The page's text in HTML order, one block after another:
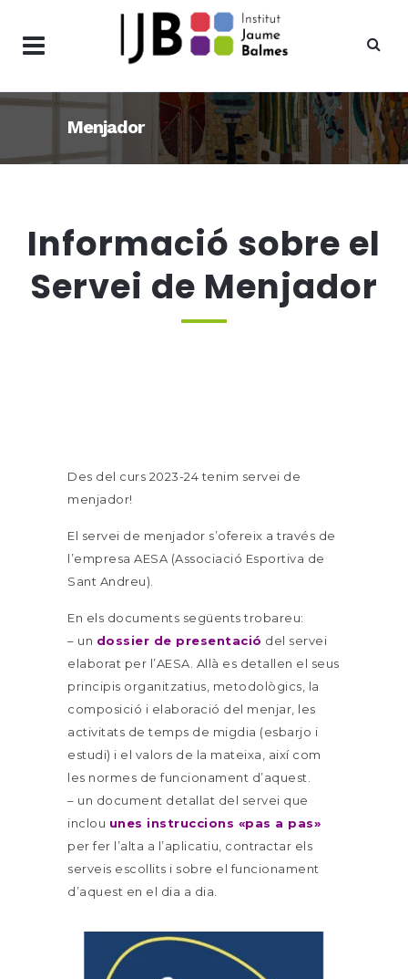
Menjador
Informació sobre el
Servei de Menjador
Des del curs 2023-24 tenim servei de
menjador!
El servei de menjador s’ofereix a través de
l’empresa AESA (Associació Esportiva de
Sant Andreu).
En els documents següents trobareu:
– un dossier de presentació del servei
elaborat per l’AESA. Allà es detallen el seus
principis organitzatius, metodològics, la
composició i elaboració del menjar, les
activitats de temps de migdia (esbarjo i
estudi) i el valors de la mateixa, així com
les normes de funcionament d’aquest.
– un document detallat del servei que
inclou unes instruccions «pas a pas»
per fer l’alta a l’aplicatiu, contractar els
serveis escollits i sobre el funcionament
d’aquest en el dia a dia.